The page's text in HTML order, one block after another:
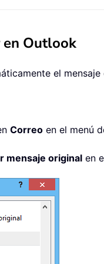
Outlook
el
Correo en el menú
mensaje original en